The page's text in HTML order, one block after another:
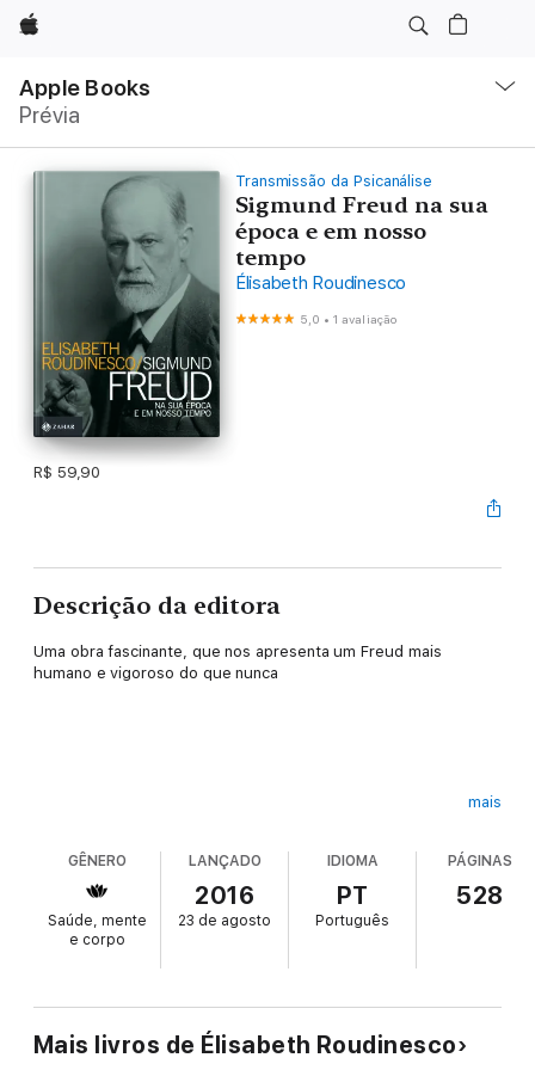
Apple
Apple Books
Prévia
Nav
Abrir
menu
Transmissão da Psicanálise
Sigmund Freud na sua
época e em nosso
tempo
Élisabeth Roudinesco
5,0 •1 avaliação
R$ 59,90
Descrição da editora
Uma obra fascinante, que nos apresenta um Freud mais
humano e vigoroso do que nunca
Congresso em Washington - e de uma erudição ímpar sobre a
história da psicanálise, Elisabeth Roudinesco reconstitui a vida
de Freud através das intensas relações que ele manteve com
seus mestres e discípulos, familiares e amigos, além dos
pacientes. E fornece novos insights sobre a vida do homem
que modificou para sempre nossa visão da humanidade e da
mais
GÊNERO
Saúde, mente
e corpo
LANÇADO
2016
23 de agosto
IDIOMA
PT
Português
PÁGINAS
528
Mais livros de Élisabeth Roudinesco